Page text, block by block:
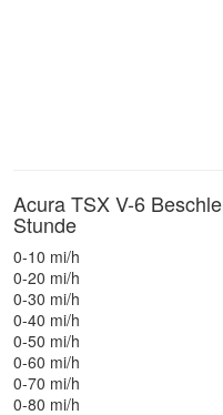
Acura TSX V-6
Stunde
0-10 mi/h
0-20 mi/h
0-30 mi/h
0-40 mi/h
0-50 mi/h
0-60 mi/h
0-70 mi/h
0-80 mi/h